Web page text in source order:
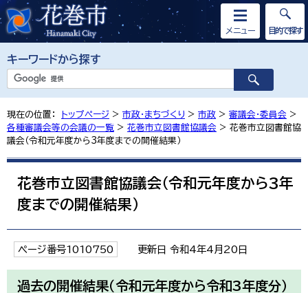
キーワードから探す
メニュー 目的で探す
現在の位置： トップページ > 市政・まちづくり > 市政 > 審議会・委員会 >
各種審議会等の会議の一覧 > 花巻市立図書館協議会 > 花巻市立図書館協
議会（令和元年度から3年度までの開催結果）
花巻市立図書館協議会（令和元年度から3年
度までの開催結果）
ページ番号1010750 更新日 令和4年4月20日
過去の開催結果（令和元年度から令和3年度分）